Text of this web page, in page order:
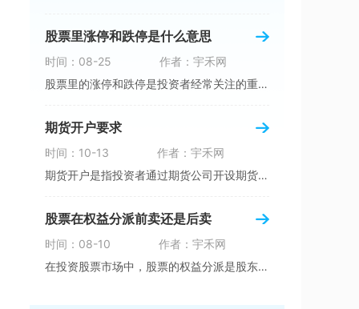
股票里涨停和跌停是什么意思
时间：08-25
作者：宇禾网
股票里的涨停和跌停是投资者经常关注的重要指标
期货开户要求
时间：10-13
作者：宇禾网
期货开户是指投资者通过期货公司开设期货交易账
股票在权益分派前卖还是后卖
时间：08-10
作者：宇禾网
在投资股票市场中，股票的权益分派是股东的一项